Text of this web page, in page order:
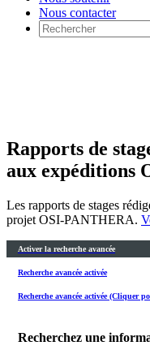
Nous contacter
Rapports de
aux expéditions
Les rapports de stages
projet OSI-PANTHERA.
Activer la recherche avancée
Recherche avancée activée
Recherche avancée activée (Cliquer
Recherchez une